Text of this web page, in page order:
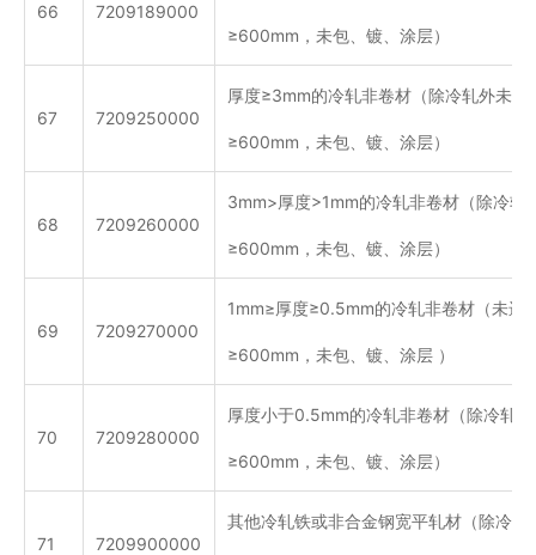
66 7209189000
≥600mm，未包、镀、涂层）
67 7209250000
厚度≥3mm的冷轧非卷材（除冷轧外未进
≥600mm，未包、镀、涂层）
68 7209260000
3mm>厚度>1mm的冷轧非卷材（除冷轧
≥600mm，未包、镀、涂层）
69 7209270000
1mm≥厚度≥0.5mm的冷轧非卷材（未进
≥600mm，未包、镀、涂层 ）
70 7209280000
厚度小于0.5mm的冷轧非卷材（除冷轧
≥600mm，未包、镀、涂层）
71 7209900000
其他冷轧铁或非合金钢宽平轧材（除冷轧